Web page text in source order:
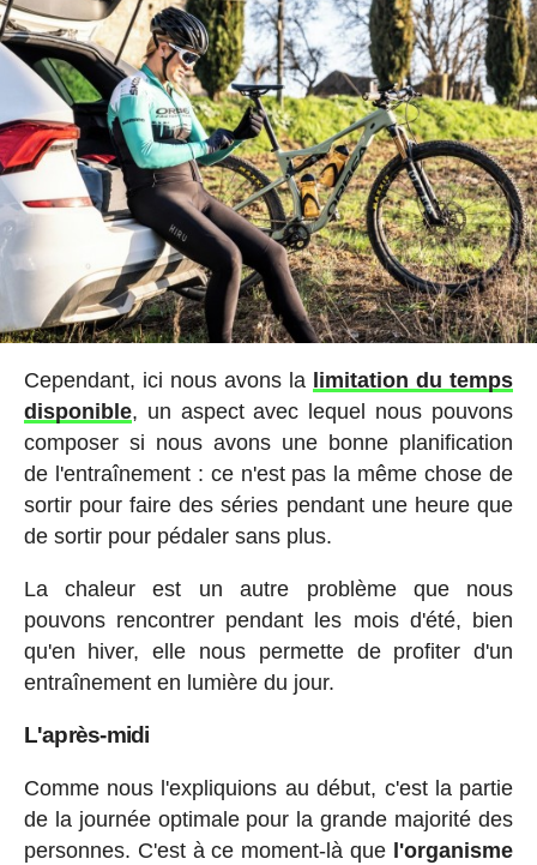
Cependant, ici nous avons la limitation du temps
disponible, un aspect avec lequel nous pouvons
composer si nous avons une bonne planification
de l'entraînement : ce n'est pas la même chose de
sortir pour faire des séries pendant une heure que
de sortir pour pédaler sans plus.
La chaleur est un autre problème que nous
pouvons rencontrer pendant les mois d'été, bien
qu'en hiver, elle nous permette de profiter d'un
entraînement en lumière du jour.
L'après-midi
Comme nous l'expliquions au début, c'est la partie
de la journée optimale pour la grande majorité des
personnes. C'est à ce moment-là que l'organisme